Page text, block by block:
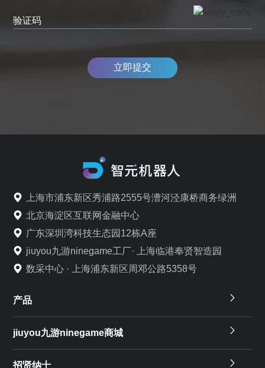
验证码
立即提交
上海市浦东新区秀浦路2555号漕河泾康桥商务绿洲
北京海淀区互联网金融中心
广东深圳湾科技生态园12栋A座
jiuyou九游ninegame工厂· 上海临港奉贤智造园
数采中心 · 上海浦东新区周邓公路5358号
产品
jiuyou九游ninegame商城
招贤纳士